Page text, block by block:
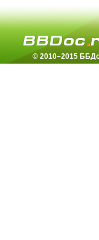
© 2010–2015